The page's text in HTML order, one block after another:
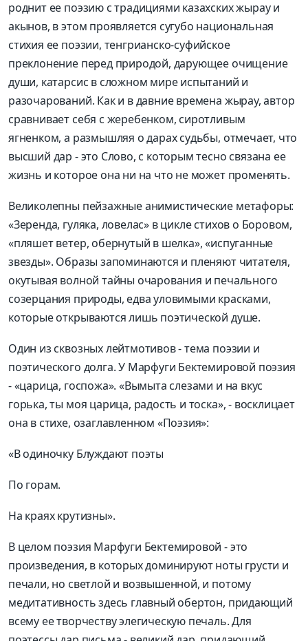
роднит ее поэзию с традициями казахских жырау и
акынов, в этом проявляется сугубо национальная
стихия ее поэзии, тенгрианско-суфийское
преклонение перед природой, дарующее очищение
души, катарсис в сложном мире испытаний и
разочарований. Как и в давние времена жырау, автор
сравнивает себя с жеребенком, сиротливым
ягненком, а размышляя о дарах судьбы, отмечает, что
высший дар - это Слово, с которым тесно связана ее
жизнь и которое она ни на что не может променять.
Великолепны пейзажные анимистические метафоры:
«Зеренда, гуляка, ловелас» в цикле стихов о Боровом,
«пляшет ветер, обернутый в шелка», «испуганные
звезды». Образы запоминаются и пленяют читателя,
окутывая волной тайны очарования и печального
созерцания природы, едва уловимыми красками,
которые открываются лишь поэтической душе.
Один из сквозных лейтмотивов - тема поэзии и
поэтического долга. У Марфуги Бектемировой поэзия
- «царица, госпожа». «Вымыта слезами и на вкус
горька, ты моя царица, радость и тоска», - восклицает
она в стихе, озаглавленном «Поэзия»:
«В одиночку Блуждают поэты
По горам.
На краях крутизны».
В целом поэзия Марфуги Бектемировой - это
произведения, в которых доминируют ноты грусти и
печали, но светлой и возвышенной, и потому
медитативность здесь главный обертон, придающий
всему ее творчеству элегическую печаль. Для